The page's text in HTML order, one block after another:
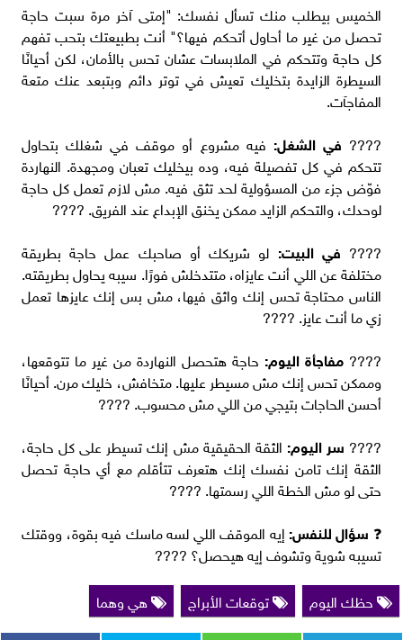
الخميس بيطلب منك تسأل نفسك: "إمتى آخر مرة سبت حاجة
تحصل من غير ما أحاول أتحكم فيها؟" أنت بطبيعتك بتحب تفهم
كل حاجة وتتحكم في الملابسات عشان تحس بالأمان، لكن أحيانًا
السيطرة الزايدة بتخليك تعيش في توتر دائم وبتبعد عنك متعة
المفاجآت.
???? في الشغل: فيه مشروع أو موقف في شغلك بتحاول
تتحكم في كل تفصيلة فيه، وده بيخليك تعبان ومجهدة. النهاردة
فوّض جزء من المسؤولية لحد تثق فيه. مش لازم تعمل كل حاجة
لوحدك، والتحكم الزايد ممكن يخنق الإبداع عند الفريق. ????
???? في البيت: لو شريكك أو صاحبك عمل حاجة بطريقة
مختلفة عن اللي أنت عايزاه، متتدخلش فورًا. سيبه يحاول بطريقته.
الناس محتاجة تحس إنك واثق فيها، مش بس إنك عايزها تعمل
زي ما أنت عايز. ????
???? مفاجأة اليوم: حاجة هتحصل النهاردة من غير ما تتوقعها،
وممكن تحس إنك مش مسيطر عليها. متخافش، خليك مرن. أحيانًا
أحسن الحاجات بتيجي من اللي مش محسوب. ????
???? سر اليوم: الثقة الحقيقية مش إنك تسيطر على كل حاجة،
الثقة إنك تامن نفسك إنك هتعرف تتأقلم مع أي حاجة تحصل
حتى لو مش الخطة اللي رسمتها. ????️
❓ سؤال للنفس: إيه الموقف اللي لسه ماسك فيه بقوة، ووقتك
تسيبه شوية وتشوف إيه هيحصل؟ ????
حظك اليوم
توقعات الأبراج هي وهما